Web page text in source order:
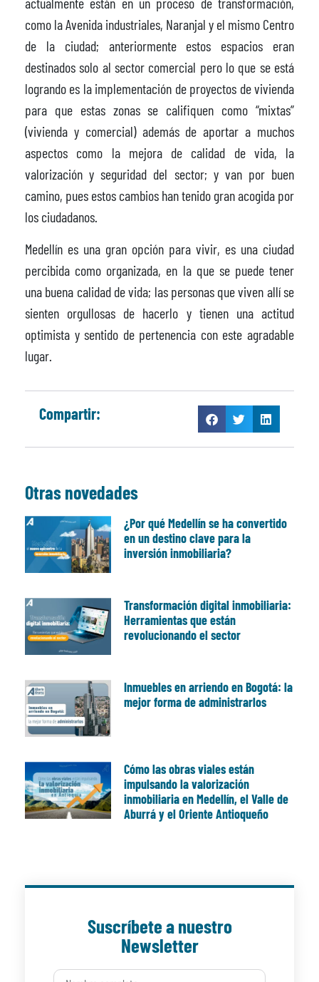
como la Avenida industriales, Naranjal y el mismo Centro
de la ciudad; anteriormente estos espacios eran
destinados solo al sector comercial pero lo que se está
logrando es la implementación de proyectos de vivienda
para que estas zonas se califiquen como “mixtas”
(vivienda y comercial) además de aportar a muchos
aspectos como la mejora de calidad de vida, la
valorización y seguridad del sector; y van por buen
camino, pues estos cambios han tenido gran acogida por
los ciudadanos.
Medellín es una gran opción para vivir, es una ciudad
percibida como organizada, en la que se puede tener
una buena calidad de vida; las personas que viven allí se
sienten orgullosas de hacerlo y tienen una actitud
optimista y sentido de pertenencia con este agradable
lugar.
Compartir:
Otras novedades
¿Por qué Medellín se ha convertido
en un destino clave para la
inversión inmobiliaria?
Transformación digital inmobiliaria:
Herramientas que están
revolucionando el sector
Inmuebles en arriendo en Bogotá: la
mejor forma de administrarlos
Cómo las obras viales están
impulsando la valorización
inmobiliaria en Medellín, el Valle de
Aburrá y el Oriente Antioqueño
Suscríbete a nuestro
Newsletter